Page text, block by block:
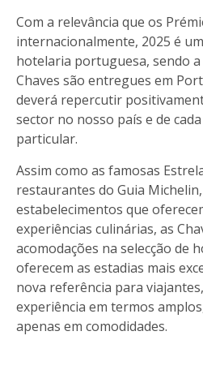
Com a relevância que os
internacionalmente, 2025 é
hotelaria portuguesa, sendo
Chaves são entregues em
deverá repercutir
sector no nosso país e de
particular.
Assim como as famosas
restaurantes do Guia
estabelecimentos que
experiências culinárias, as
acomodações na selecção de
oferecem as estadias mais
nova referência para
experiência em termos
apenas em comodidades.